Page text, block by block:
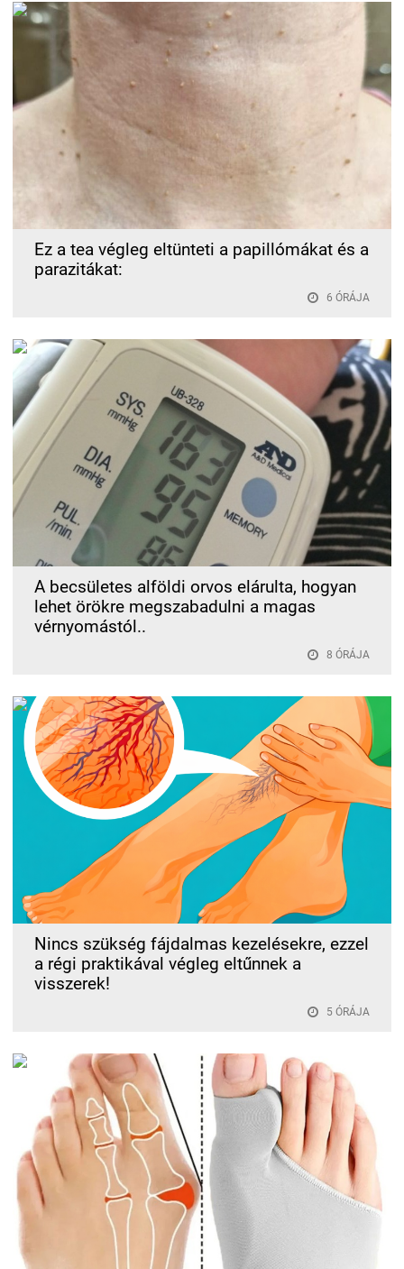
Ez a tea végleg eltünteti a papillómákat és a
parazitákat:
6 ÓRÁJA
A becsületes alföldi orvos elárulta, hogyan
lehet örökre megszabadulni a magas
vérnyomástól..
8 ÓRÁJA
Nincs szükség fájdalmas kezelésekre, ezzel
a régi praktikával végleg eltűnnek a
visszerek!
5 ÓRÁJA